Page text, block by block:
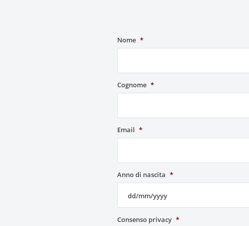
Nome *
Cognome *
Email *
Anno di nascita *
Consenso privacy *